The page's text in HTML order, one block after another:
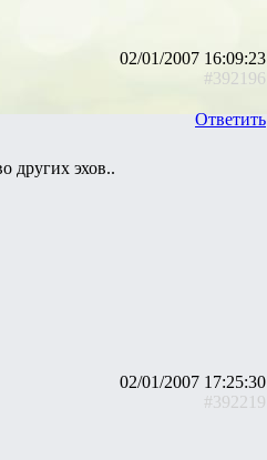
02/01/2007 16:09:23
#392196
Ответить
других эхов..
02/01/2007 17:25:30
#392219